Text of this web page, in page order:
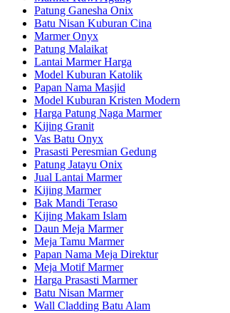
Patung Ganesha Onix
Batu Nisan Kuburan Cina
Marmer Onyx
Patung Malaikat
Lantai Marmer Harga
Model Kuburan Katolik
Papan Nama Masjid
Model Kuburan Kristen Modern
Harga Patung Naga Marmer
Kijing Granit
Vas Batu Onyx
Prasasti Peresmian Gedung
Patung Jatayu Onix
Jual Lantai Marmer
Kijing Marmer
Bak Mandi Teraso
Kijing Makam Islam
Daun Meja Marmer
Meja Tamu Marmer
Papan Nama Meja Direktur
Meja Motif Marmer
Harga Prasasti Marmer
Batu Nisan Marmer
Wall Cladding Batu Alam